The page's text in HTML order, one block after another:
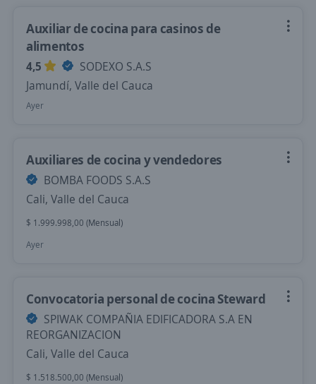
Auxiliar de cocina para casinos de
alimentos
4,5
SODEXO S.A.S
Jamundí, Valle del Cauca
Ayer
Auxiliares de cocina y vendedores
BOMBA FOODS S.A.S
Cali, Valle del Cauca
$ 1.999.998,00 (Mensual)
Ayer
Convocatoria personal de cocina Steward
SPIWAK COMPAÑIA EDIFICADORA S.A EN
REORGANIZACION
Cali, Valle del Cauca
$ 1.518.500,00 (Mensual)